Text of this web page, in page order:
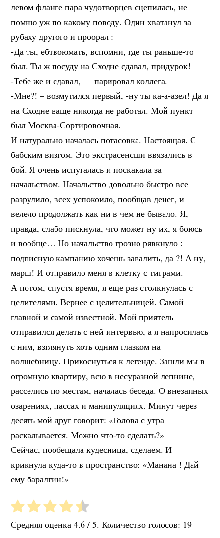
левом фланге пара чудотворцев сцепилась, не
помню уж по какому поводу. Один хватанул за
рубаху другого и проорал :
-Да ты, ебтвоюмать, вспомни, где ты раньше-то
был. Ты ж посуду на Сходне сдавал, придурок!
-Тебе же и сдавал, — парировал коллега.
-Мне?! – возмутился первый, -ну ты ка-а-азел! Да я
на Сходне ваще никогда не работал. Мой пункт
был Москва-Сортировочная.
И натурально началась потасовка. Настоящая. С
бабским визгом. Это экстрасенсши ввязались в
бой. Я очень испугалась и поскакала за
начальством. Начальство довольно быстро все
разрулило, всех успокоило, пообщав денег, и
велело продолжать как ни в чем не бывало. Я,
правда, слабо пискнула, что может ну их, я боюсь
и вообще… Но начальство грозно рявкнуло :
подписную кампанию хочешь завалить, да ?! А ну,
марш! И отправило меня в клетку с тиграми.
А потом, спустя время, я еще раз столкнулась с
целителями. Вернее с целительницей. Самой
главной и самой известной. Мой приятель
отправился делать с ней интервью, а я напросилась
с ним, взглянуть хоть одним глазком на
волшебницу. Прикоснуться к легенде. Зашли мы в
огромную квартиру, всю в несуразной лепнине,
расселись по местам, началась беседа. О внезапных
озарениях, пассах и манипуляциях. Минут через
десять мой друг говорит: «Голова с утра
раскалывается. Можно что-то сделать?»
Сейчас, пообещала кудесница, сделаем. И
крикнула куда-то в пространство: «Манана ! Дай
ему баралгин!»
Средняя оценка4.6 / 5. Количество голосов: 19